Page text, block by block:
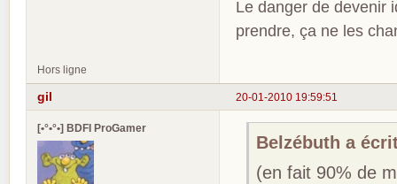
Le danger de devenir
prendre, ça ne les
Hors ligne
20-01-2010 19:59:51
gil
[•°•°•] BDFI ProGamer
Belzébuth a
(en fait 90% de